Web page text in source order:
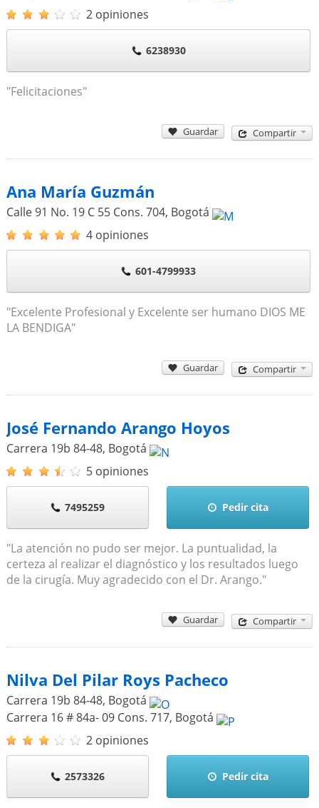
2 opiniones
6238930
"Felicitaciones"
Guardar Compartir
Ana María Guzmán
Calle 91 No. 19 C 55 Cons. 704, Bogotá
4 opiniones
601-4799933
"Excelente Profesional y Excelente ser humano DIOS ME
LA BENDIGA"
Guardar Compartir
José Fernando Arango Hoyos
Carrera 19b 84-48, Bogotá
5 opiniones
7495259 Pedir cita
"La atención no pudo ser mejor. La puntualidad, la
certeza al realizar el diagnóstico y los resultados luego
de la cirugía. Muy agradecido con el Dr. Arango."
Guardar Compartir
Nilva Del Pilar Roys Pacheco
Carrera 19b 84-48, Bogotá
Carrera 16 # 84a- 09 Cons. 717, Bogotá
2 opiniones
2573326 Pedir cita